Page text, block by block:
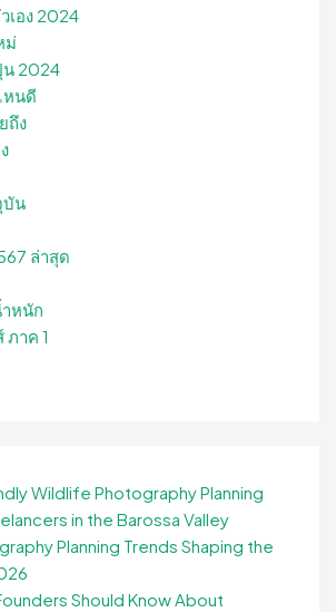
เอง 2024
ม่
น 2024
หนดี
ถึง
บัน
ล่าสุด
หนัก
ภาค 1
Wildlife Photography Planning
in the Barossa Valley
Planning Trends Shaping the
Should Know About